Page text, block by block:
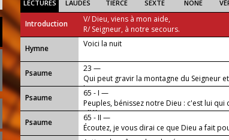
LECTURES LAUDES TIERCE SEXTE NONE
Introduction
V/ Dieu, viens à mon aide,
R/ Seigneur, à notre secours.
...
Hymne Voici la nuit
Psaume
23 —
Qui peut gravir la montagne du Seigneur
lieu saint ?
Psaume
65 - I —
Peuples, bénissez notre Dieu : c'est lui qui
alléluia.
Psaume
65 - II —
Écoutez, je vous dirai ce que Dieu a fait